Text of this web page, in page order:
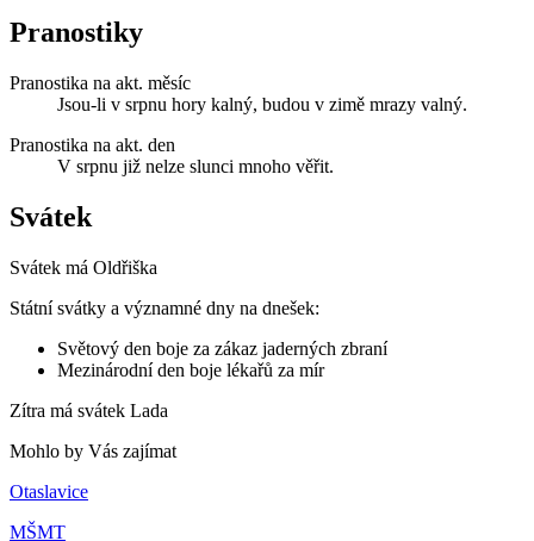
Pranostiky
Pranostika na akt. měsíc
Jsou-li v srpnu hory kalný, budou v zimě mrazy valný.
Pranostika na akt. den
V srpnu již nelze slunci mnoho věřit.
Svátek
Svátek má Oldřiška
Státní svátky a významné dny na dnešek:
Světový den boje za zákaz jaderných zbraní
Mezinárodní den boje lékařů za mír
Zítra má svátek Lada
Mohlo by Vás zajímat
Otaslavice
MŠMT